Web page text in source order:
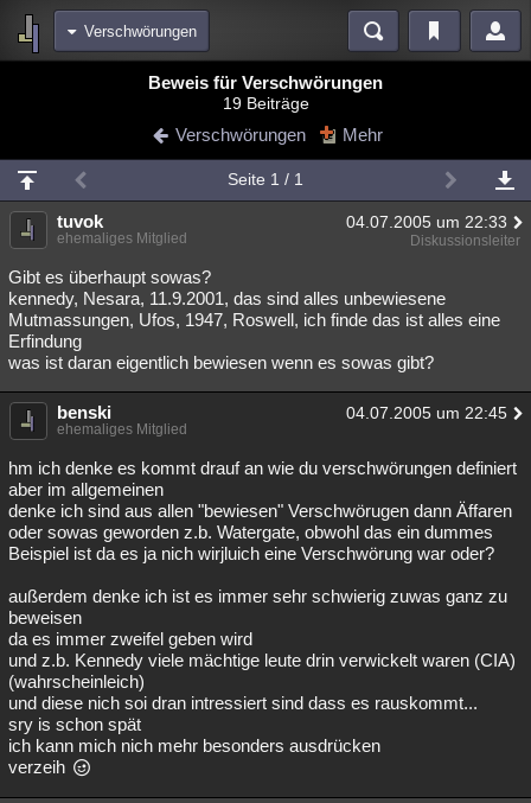
Verschwörungen
Blogs
Chat Wiki Neuigkeiten
meine Rubriken
Menschen Mystery Kriminalfälle
Spiritualität Verschwörungen
Natur Umfragen Unterhaltung
weitere Rubriken
Philosophie Träume Orte Esoterik Literatur
Astronomie Helpdesk
Musik Clash
Übersichten
Besucht Teilgenommen Alle Neue Geschlossen
Lesenswert Schlüsselwörter
Beweis für Verschwörungen
19 Beiträge
Verschwörungen Mehr
Seite 1 / 1
tuvok 04.07.2005 um 22:33
ehemaliges Mitglied Diskussionsleiter
Gibt es überhaupt sowas?
kennedy, Nesara, 11.9.2001, das sind alles unbewiesene
Mutmassungen, Ufos, 1947, Roswell, ich finde das ist alles eine
Erfindung
was ist daran eigentlich bewiesen wenn es sowas gibt?
benski 04.07.2005 um 22:45
ehemaliges Mitglied
hm ich denke es kommt drauf an wie du verschwörungen definiert
aber im allgemeinen
denke ich sind aus allen "bewiesen" Verschwörugen dann Äffaren
oder sowas geworden z.b. Watergate, obwohl das ein dummes
Beispiel ist da es ja nich wirjluich eine Verschwörung war oder?
außerdem denke ich ist es immer sehr schwierig zuwas ganz zu
beweisen
da es immer zweifel geben wird
und z.b. Kennedy viele mächtige leute drin verwickelt waren (CIA)
(wahrscheinleich)
und diese nich soi dran intressiert sind dass es rauskommt...
sry is schon spät
ich kann mich nich mehr besonders ausdrücken
verzeih